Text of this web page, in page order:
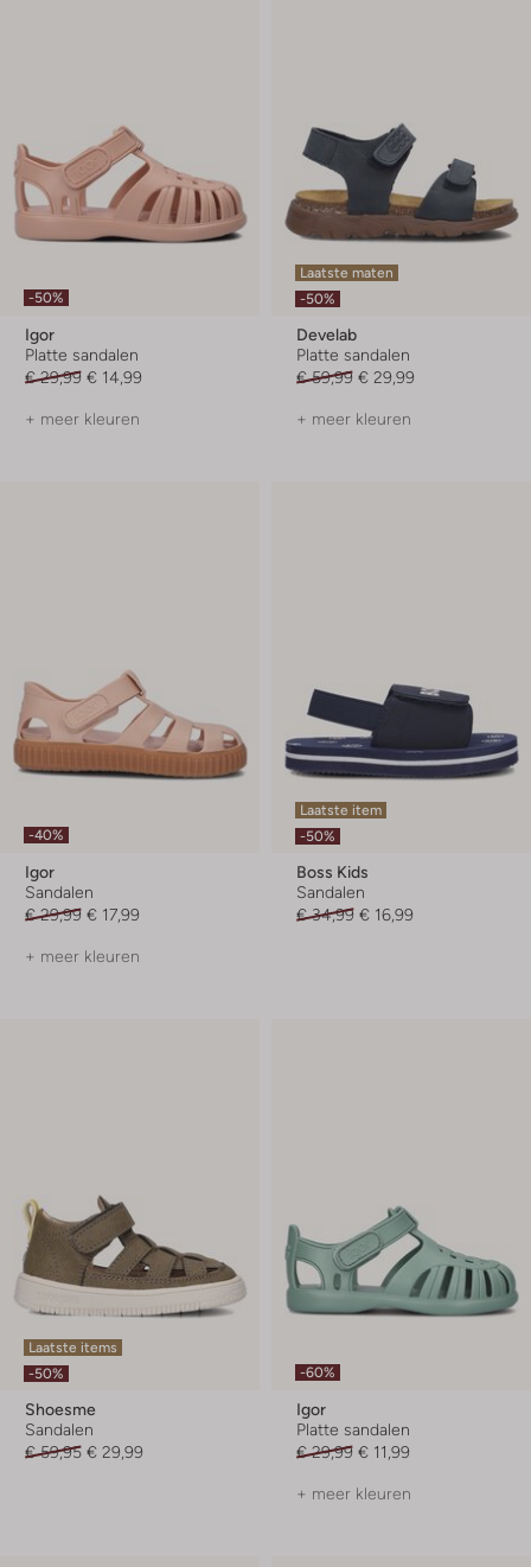
-50%
Igor
Platte sandalen
€ 29,99 € 14,99
+ meer kleuren
Laatste maten
-50%
Develab
Platte sandalen
€ 59,99 € 29,99
+ meer kleuren
-40%
Igor
Sandalen
€ 29,99 € 17,99
+ meer kleuren
Laatste item
-50%
Boss Kids
Sandalen
€ 34,99 € 16,99
Laatste items
-50%
Shoesme
Sandalen
€ 59,95 € 29,99
-60%
Igor
Platte sandalen
€ 29,99 € 11,99
+ meer kleuren